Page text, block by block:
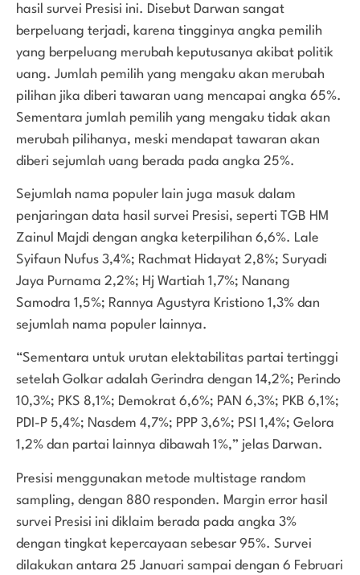
hasil survei Presisi ini. Disebut Darwan sangat
berpeluang terjadi, karena tingginya angka pemilih
yang berpeluang merubah keputusanya akibat politik
uang. Jumlah pemilih yang mengaku akan merubah
pilihan jika diberi tawaran uang mencapai angka 65%.
Sementara jumlah pemilih yang mengaku tidak akan
merubah pilihanya, meski mendapat tawaran akan
diberi sejumlah uang berada pada angka 25%.
Sejumlah nama populer lain juga masuk dalam
penjaringan data hasil survei Presisi, seperti TGB HM
Zainul Majdi dengan angka keterpilihan 6,6%. Lale
Syifaun Nufus 3,4%; Rachmat Hidayat 2,8%; Suryadi
Jaya Purnama 2,2%; Hj Wartiah 1,7%; Nanang
Samodra 1,5%; Rannya Agustyra Kristiono 1,3% dan
sejumlah nama populer lainnya.
“Sementara untuk urutan elektabilitas partai tertinggi
setelah Golkar adalah Gerindra dengan 14,2%; Perindo
10,3%; PKS 8,1%; Demokrat 6,6%; PAN 6,3%; PKB 6,1%;
PDI-P 5,4%; Nasdem 4,7%; PPP 3,6%; PSI 1,4%; Gelora
1,2% dan partai lainnya dibawah 1%,” jelas Darwan.
Presisi menggunakan metode multistage random
sampling, dengan 880 responden. Margin error hasil
survei Presisi ini diklaim berada pada angka 3%
dengan tingkat kepercayaan sebesar 95%. Survei
dilakukan antara 25 Januari sampai dengan 6 Februari